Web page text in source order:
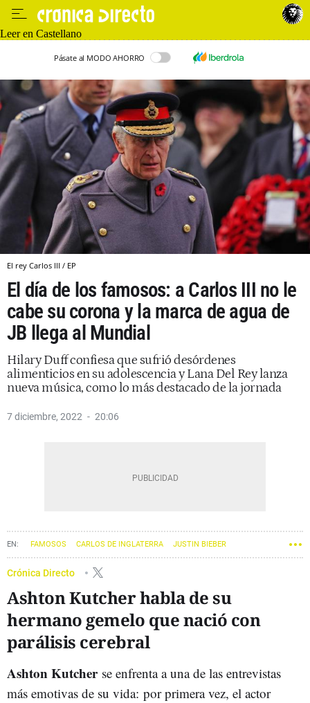
Leer en Castellano
Pásate al MODO AHORRO
El rey Carlos III / EP
El día de los famosos: a Carlos III no le
cabe su corona y la marca de agua de
JB llega al Mundial
Hilary Duff confiesa que sufrió desórdenes
alimenticios en su adolescencia y Lana Del Rey lanza
nueva música, como lo más destacado de la jornada
7 diciembre, 2022 20:06
FAMOSOS CARLOS DE INGLATERRA JUSTIN BIEBER
PRÍNCIPE HARRY MEGHAN MARKLE
Crónica Directo
Ashton Kutcher habla de su
hermano gemelo que nació con
parálisis cerebral
Ashton Kutcherse enfrenta a una de las entrevistas
más emotivas de su vida: por primera vez, el actor